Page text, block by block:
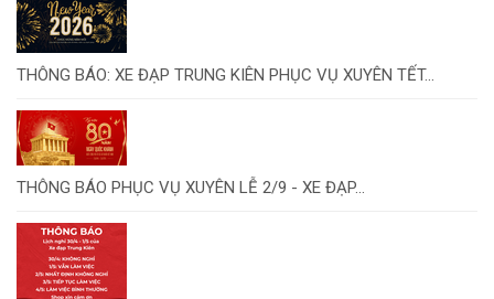
THÔNG BÁO: XE ĐẠP TRUNG KIÊN PHỤC VỤ XUYÊN TẾT...
THÔNG BÁO PHỤC VỤ XUYÊN LỄ 2/9 - XE ĐẠP...